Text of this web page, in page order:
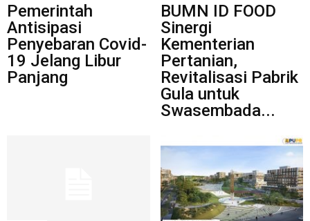
Pemerintah
Antisipasi
Penyebaran Covid-
19 Jelang Libur
Panjang
BUMN ID FOOD
Sinergi
Kementerian
Pertanian,
Revitalisasi Pabrik
Gula untuk
Swasembada...